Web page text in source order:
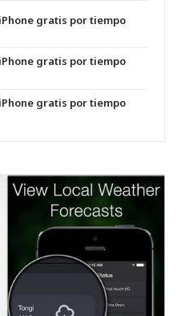
gratis por tiempo
gratis por tiempo
gratis por tiempo